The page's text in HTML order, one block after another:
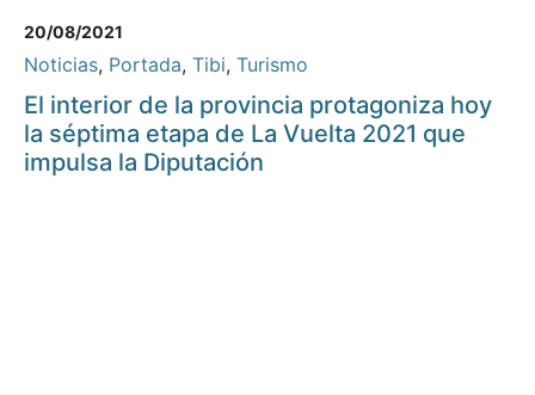
20/08/2021
Noticias, Portada, Tibi, Turismo
El interior de la provincia protagoniza hoy
la séptima etapa de La Vuelta 2021 que
impulsa la Diputación